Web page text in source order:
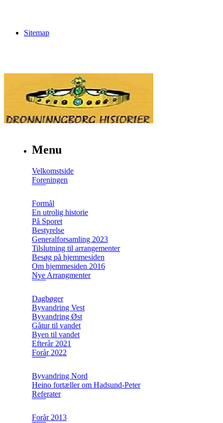
Sitemap
Menu
Velkomstside
Foreningen
Formål
En utrolig historie
På Sporet
Bestyrelse
Generalforsamling 2023
Tilslutning til arrangementer
Besøg på hjemmesiden
Om hjemmesiden 2016
Nye Arrangmenter
Dagbøger
Byvandring Vest
Byvandring Øst
Gåtur til vandet
Byen til vandet
Efterår 2021
Forår 2022
Byvandring Nord
Heino fortæller om Hadsund-Peter
Referater
Forår 2013